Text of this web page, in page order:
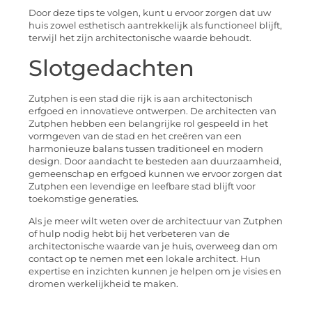
Door deze tips te volgen, kunt u ervoor zorgen dat uw
huis zowel esthetisch aantrekkelijk als functioneel blijft,
terwijl het zijn architectonische waarde behoudt.
Slotgedachten
Zutphen is een stad die rijk is aan architectonisch
erfgoed en innovatieve ontwerpen. De architecten van
Zutphen hebben een belangrijke rol gespeeld in het
vormgeven van de stad en het creëren van een
harmonieuze balans tussen traditioneel en modern
design. Door aandacht te besteden aan duurzaamheid,
gemeenschap en erfgoed kunnen we ervoor zorgen dat
Zutphen een levendige en leefbare stad blijft voor
toekomstige generaties.
Als je meer wilt weten over de architectuur van Zutphen
of hulp nodig hebt bij het verbeteren van de
architectonische waarde van je huis, overweeg dan om
contact op te nemen met een lokale architect. Hun
expertise en inzichten kunnen je helpen om je visies en
dromen werkelijkheid te maken.